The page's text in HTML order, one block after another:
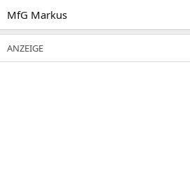
MfG Markus